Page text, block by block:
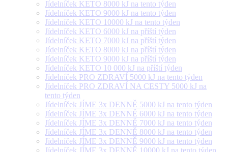
Jídelníček KETO 8000 kJ na tento týden
Jídelníček KETO 9000 kJ na tento týden
Jídelníček KETO 10000 kJ na tento týden
Jídelníček KETO 6000 kJ na příští týden
Jídelníček KETO 7000 kJ na příští týden
Jídelníček KETO 8000 kJ na příští týden
Jídelníček KETO 9000 kJ na příští týden
Jídelníček KETO 10 000 kJ na příští týden
Jídelníček PRO ZDRAVÍ 5000 kJ na tento týden
Jídelníček PRO ZDRAVÍ NA CESTY 5000 kJ na
tento týden
Jídelníček JÍME 3x DENNĚ 5000 kJ na tento týden
Jídelníček JÍME 3x DENNĚ 6000 kJ na tento týden
Jídelníček JÍME 3x DENNĚ 7000 kJ na tento týden
Jídelníček JÍME 3x DENNĚ 8000 kJ na tento týden
Jídelníček JÍME 3x DENNĚ 9000 kJ na tento týden
Jídelníček JÍME 3x DENNĚ 10000 kJ na tento týden